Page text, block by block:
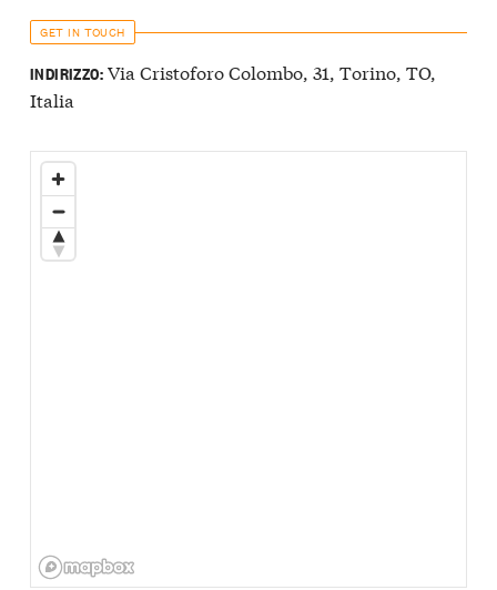
GET IN TOUCH
INDIRIZZO:Via Cristoforo Colombo, 31, Torino, TO,
Italia